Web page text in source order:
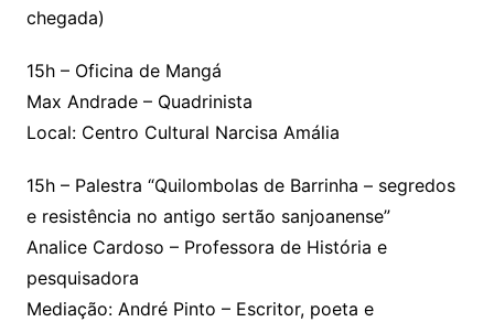
chegada)
15h – Oficina de Mangá
Max Andrade – Quadrinista
Local: Centro Cultural Narcisa Amália
15h – Palestra “Quilombolas de Barrinha – segredos
e resistência no antigo sertão sanjoanense”
Analice Cardoso – Professora de História e
pesquisadora
Mediação: André Pinto – Escritor, poeta e